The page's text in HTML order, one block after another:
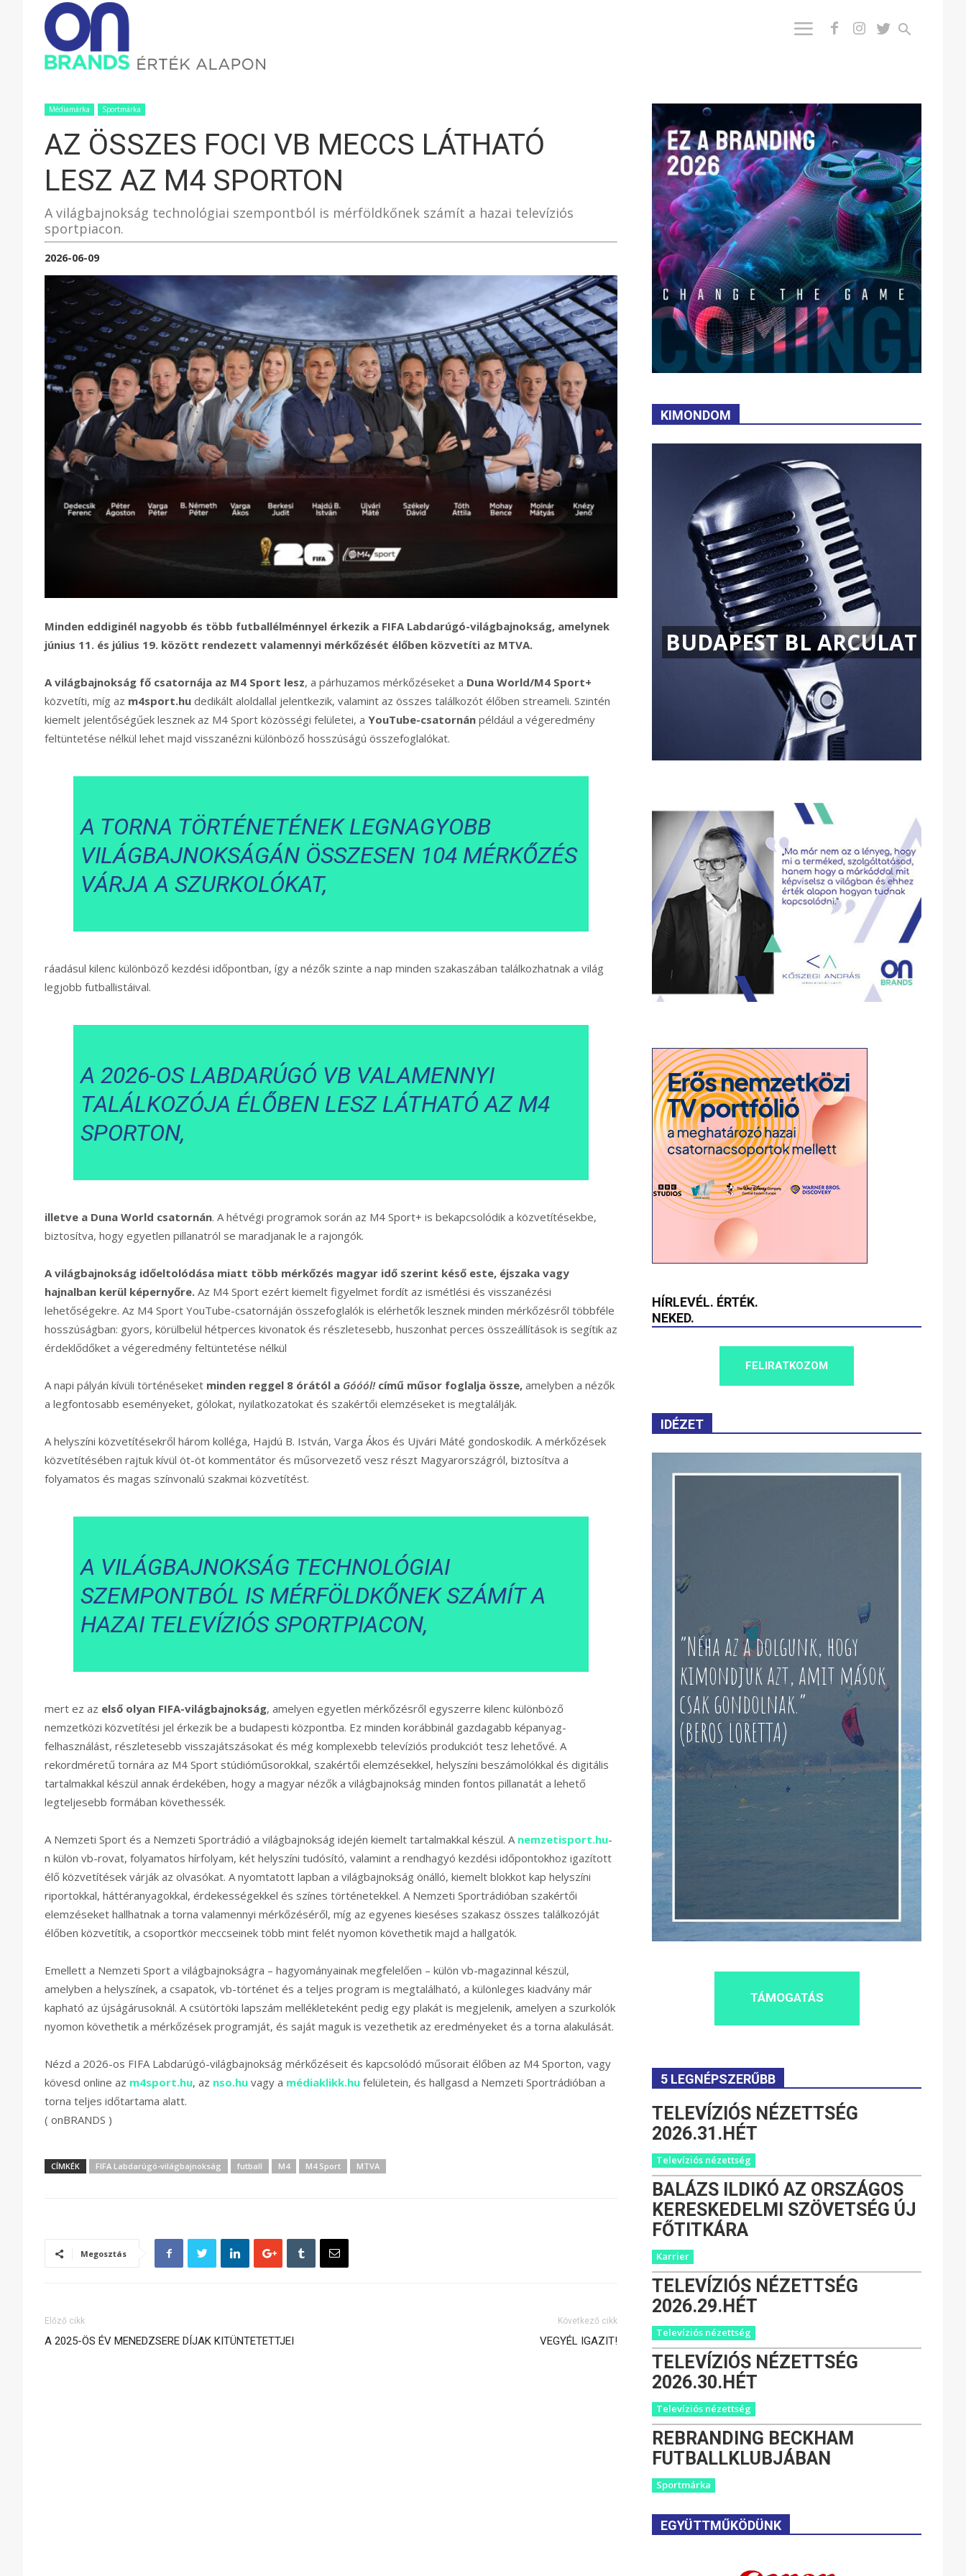
ÉRTÉK
Médiamárka Sportmárka
AZ ÖSSZES FOCI VB MECCS LÁTHATÓ
LESZ AZ M4 SPORTON
A világbajnokság technológiai szempontból is mérföldkőnek számít a hazai televíziós
sportpiacon.
2026-06-09
Minden eddiginél nagyobb és több futballélménnyel érkezik a FIFA Labdarúgó-világbajnokság, amelynek
június 11. és július 19. között rendezett valamennyi mérkőzését élőben közvetíti az MTVA.
A világbajnokság fő csatornája az M4 Sport lesz, a párhuzamos mérkőzéseket a Duna World/M4 Sport+
közvetíti, míg az m4sport.hu dedikált aloldallal jelentkezik, valamint az összes találkozót élőben streameli. Szintén
kiemelt jelentőségűek lesznek az M4 Sport közösségi felületei, a YouTube-csatornán például a végeredmény
feltüntetése nélkül lehet majd visszanézni különböző hosszúságú összefoglalókat.
A TORNA TÖRTÉNETÉNEK LEGNAGYOBB
VILÁGBAJNOKSÁGÁN ÖSSZESEN 104 MÉRKŐZÉS
VÁRJA A SZURKOLÓKAT,
ráadásul kilenc különböző kezdési időpontban, így a nézők szinte a nap minden szakaszában találkozhatnak a világ
legjobb futballistáival.
A 2026-OS LABDARÚGÓ VB VALAMENNYI
TALÁLKOZÓJA ÉLŐBEN LESZ LÁTHATÓ AZ M4
SPORTON,
illetve a Duna World csatornán. A hétvégi programok során az M4 Sport+ is bekapcsolódik a közvetítésekbe,
biztosítva, hogy egyetlen pillanatról se maradjanak le a rajongók.
A világbajnokság időeltolódása miatt több mérkőzés magyar idő szerint késő este, éjszaka vagy
hajnalban kerül képernyőre. Az M4 Sport ezért kiemelt figyelmet fordít az ismétlési és visszanézési
lehetőségekre. Az M4 Sport YouTube-csatornáján összefoglalók is elérhetők lesznek minden mérkőzésről többféle
hosszúságban: gyors, körülbelül hétperces kivonatok és részletesebb, huszonhat perces összeállítások is segítik az
érdeklődőket a végeredmény feltüntetése nélkül
A napi pályán kívüli történéseket minden reggel 8 órától a Góóól!című műsor foglalja össze, amelyben a nézők
a legfontosabb eseményeket, gólokat, nyilatkozatokat és szakértői elemzéseket is megtalálják.
A helyszíni közvetítésekről három kolléga, Hajdú B. István, Varga Ákos és Ujvári Máté gondoskodik. A mérkőzések
közvetítésében rajtuk kívül öt-öt kommentátor és műsorvezető vesz részt Magyarországról, biztosítva a
folyamatos és magas színvonalú szakmai közvetítést.
A VILÁGBAJNOKSÁG TECHNOLÓGIAI
SZEMPONTBÓL IS MÉRFÖLDKŐNEK SZÁMÍT A
HAZAI TELEVÍZIÓS SPORTPIACON,
mert ez az első olyan FIFA-világbajnokság, amelyen egyetlen mérkőzésről egyszerre kilenc különböző
nemzetközi közvetítési jel érkezik be a budapesti központba. Ez minden korábbinál gazdagabb képanyag-
felhasználást, részletesebb visszajátszásokat és még komplexebb televíziós produkciót tesz lehetővé. A
rekordméretű tornára az M4 Sport stúdióműsorokkal, szakértői elemzésekkel, helyszíni beszámolókkal és digitális
tartalmakkal készül annak érdekében, hogy a magyar nézők a világbajnokság minden fontos pillanatát a lehető
legteljesebb formában követhessék.
A Nemzeti Sport és a Nemzeti Sportrádió a világbajnokság idején kiemelt tartalmakkal készül. A nemzetisport.hu-
n külön vb-rovat, folyamatos hírfolyam, két helyszíni tudósító, valamint a rendhagyó kezdési időpontokhoz igazított
élő közvetítések várják az olvasókat. A nyomtatott lapban a világbajnokság önálló, kiemelt blokkot kap helyszíni
riportokkal, háttéranyagokkal, érdekességekkel és színes történetekkel. A Nemzeti Sportrádióban szakértői
elemzéseket hallhatnak a torna valamennyi mérkőzéséről, míg az egyenes kieséses szakasz összes találkozóját
élőben közvetítik, a csoportkör meccseinek több mint felét nyomon követhetik majd a hallgatók.
Emellett a Nemzeti Sport a világbajnokságra – hagyományainak megfelelően – külön vb-magazinnal készül,
amelyben a helyszínek, a csapatok, vb-történet és a teljes program is megtalálható, a különleges kiadvány már
kapható az újságárusoknál. A csütörtöki lapszám mellékleteként pedig egy plakát is megjelenik, amelyen a szurkolók
nyomon követhetik a mérkőzések programját, és saját maguk is vezethetik az eredményeket és a torna alakulását.
Nézd a 2026-os FIFA Labdarúgó-világbajnokság mérkőzéseit és kapcsolódó műsorait élőben az M4 Sporton, vagy
kövesd online az m4sport.hu, az nso.hu vagy a médiaklikk.hu felületein, és hallgasd a Nemzeti Sportrádióban a
torna teljes időtartama alatt.
( onBRANDS )
CÍMKÉK FIFA Labdarúgó-világbajnokság futball M4 M4 Sport MTVA
Megosztás
Előző cikk
A 2025-ÖS ÉV MENEDZSERE DÍJAK KITÜNTETETTJEI
Következő cikk
VEGYÉL IGAZIT!
KIMONDOM
BUDAPEST BL ARCULAT
HÍRLEVÉL. ÉRTÉK.
NEKED.
FELIRATKOZOM
IDÉZET
“Néha az a dolgunk, hogy
kimondjuk azt, amit mások
csak gondolnak.”
(BEROS LORETTA)
TÁMOGATÁS
5 LEGNÉPSZERŰBB
TELEVÍZIÓS NÉZETTSÉG
2026.31.HÉT
Televíziós nézettség
BALÁZS ILDIKÓ AZ ORSZÁGOS
KERESKEDELMI SZÖVETSÉG ÚJ
FŐTITKÁRA
Karrier
TELEVÍZIÓS NÉZETTSÉG
2026.29.HÉT
Televíziós nézettség
TELEVÍZIÓS NÉZETTSÉG
2026.30.HÉT
Televíziós nézettség
REBRANDING BECKHAM
FUTBALLKLUBJÁBAN
Sportmárka
EGYÜTTMŰKÖDÜNK